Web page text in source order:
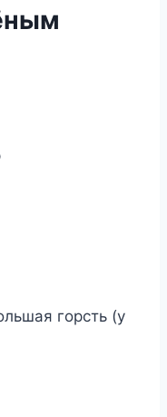
горсть (у